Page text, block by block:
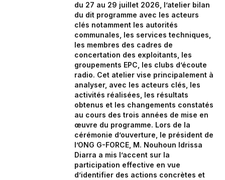
du 27 au 29 juillet 2026, l’atelier bilan
du dit programme avec les acteurs
clés notamment les autorités
communales, les services techniques,
les membres des cadres de
concertation des exploitants, les
groupements EPC, les clubs d’écoute
radio. Cet atelier vise principalement à
analyser, avec les acteurs clés, les
activités réalisées, les résultats
obtenus et les changements constatés
au cours des trois années de mise en
œuvre du programme. Lors de la
cérémonie d’ouverture, le président de
l’ONG G-FORCE, M. Nouhoun Idrissa
Diarra a mis l’accent sur la
participation effective en vue
d’identifier des actions concrètes et